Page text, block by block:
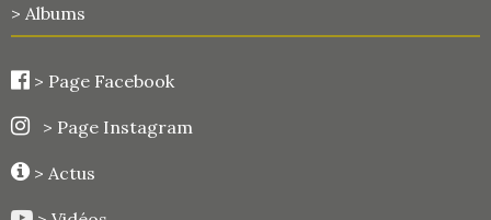
> Albums
> Page Facebook
> Page Instagram
> Actus